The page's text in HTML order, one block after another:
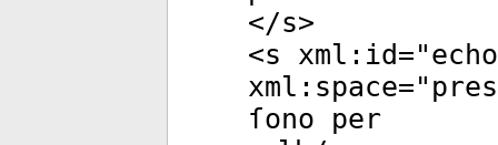
</s>
<s xml:id="
xml:space="
ſono per